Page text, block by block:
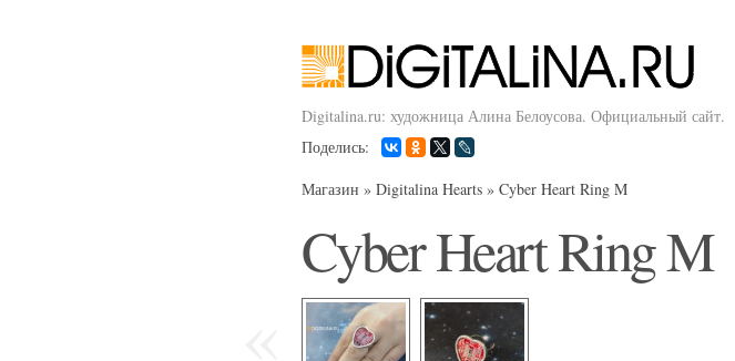
Digitalina.ru: художница Алина Белоусова. Официальный сайт.
Поделись:
Магазин » Digitalina Hearts » Cyber Heart Ring M
Cyber Heart Ring M